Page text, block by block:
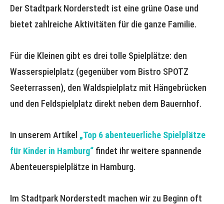
Der Stadtpark Norderstedt ist eine grüne Oase und
bietet zahlreiche Aktivitäten für die ganze Familie.
Für die Kleinen gibt es drei tolle Spielplätze: den
Wasserspielplatz (gegenüber vom Bistro SPOTZ
Seeterrassen), den Waldspielplatz mit Hängebrücken
und den Feldspielplatz direkt neben dem Bauernhof.
In unserem Artikel „Top 6 abenteuerliche Spielplätze
für Kinder in Hamburg“ findet ihr weitere spannende
Abenteuerspielplätze in Hamburg.
Im Stadtpark Norderstedt machen wir zu Beginn oft